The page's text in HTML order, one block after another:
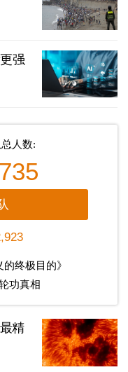
强
人数:
的终极目的》
功真相
精